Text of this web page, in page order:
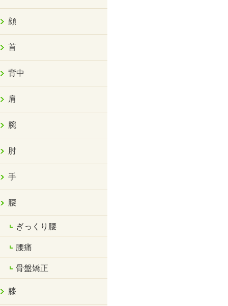
顔
首
背中
肩
腕
肘
手
腰
ぎっくり腰
腰痛
骨盤矯正
膝